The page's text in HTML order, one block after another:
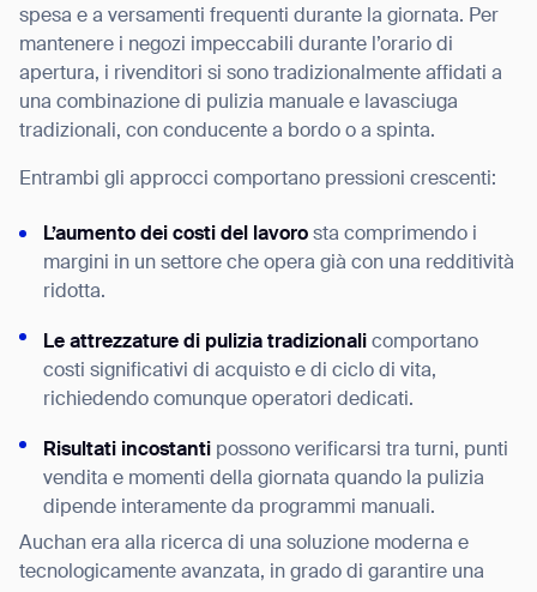
spesa e a versamenti frequenti durante la giornata. Per
mantenere i negozi impeccabili durante l’orario di
apertura, i rivenditori si sono tradizionalmente affidati a
una combinazione di pulizia manuale e lavasciuga
tradizionali, con conducente a bordo o a spinta.
Entrambi gli approcci comportano pressioni crescenti:
L’aumento dei costi del lavoro sta comprimendo i
margini in un settore che opera già con una redditività
ridotta.
Le attrezzature di pulizia tradizionali comportano
costi significativi di acquisto e di ciclo di vita,
richiedendo comunque operatori dedicati.
Risultati incostanti possono verificarsi tra turni, punti
vendita e momenti della giornata quando la pulizia
dipende interamente da programmi manuali.
Auchan era alla ricerca di una soluzione moderna e
tecnologicamente avanzata, in grado di garantire una